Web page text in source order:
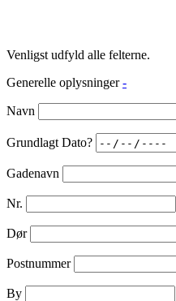
Venligst udfyld alle felterne.
Generelle oplysninger -
Navn
Grundlagt Dato?
Gadenavn
Nr.
Dør
Postnummer
By